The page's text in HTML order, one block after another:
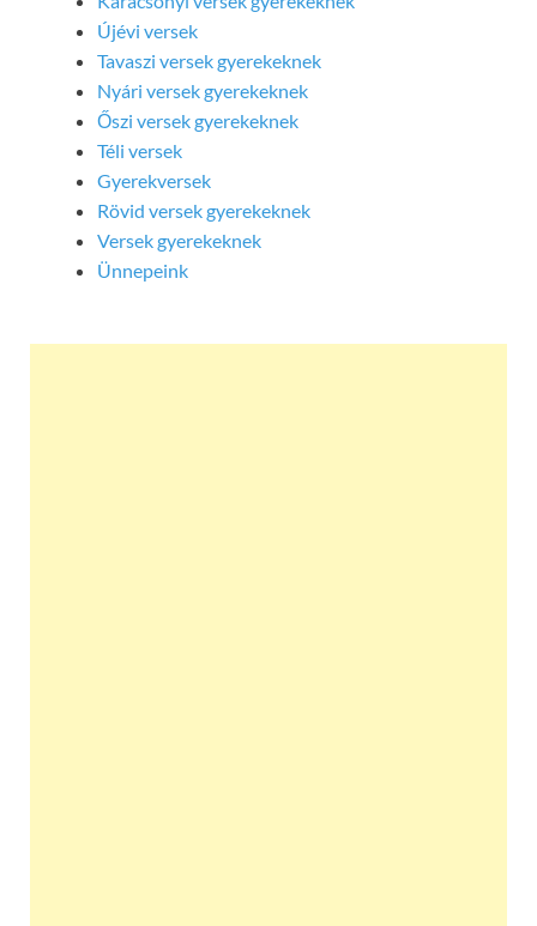
Újévi versek
Tavaszi versek gyerekeknek
Nyári versek gyerekeknek
Őszi versek gyerekeknek
Téli versek
Gyerekversek
Rövid versek gyerekeknek
Versek gyerekeknek
Ünnepeink